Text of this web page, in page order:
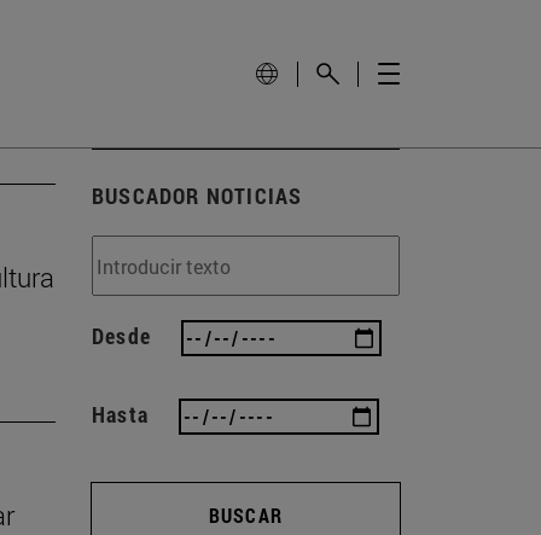
BUSCADOR NOTICIAS
Desde
Hasta
BUSCAR